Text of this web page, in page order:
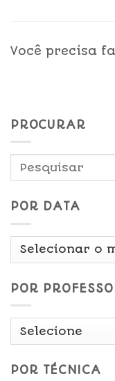
Você precisa
PROCURAR
POR DATA
Por
POR
POR TÉCNICA